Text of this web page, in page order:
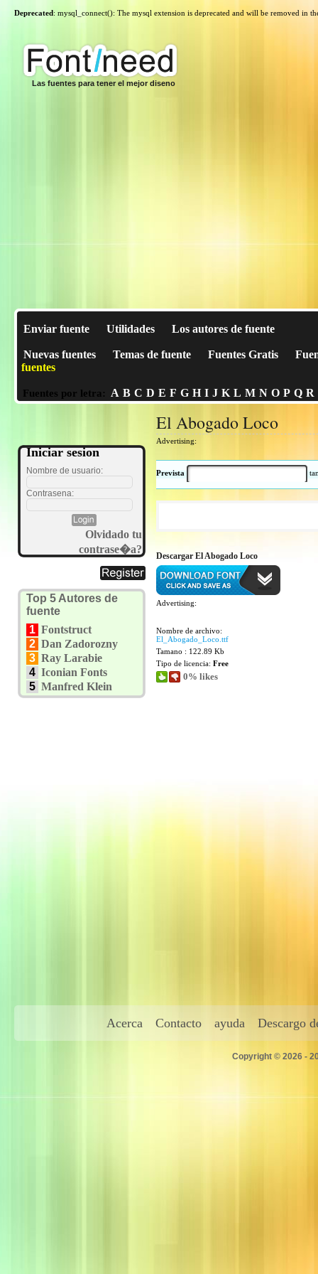
Deprecated: mysql_connect(): The mysql extension is deprecated and will be removed in
Las fuentes para tener el mejor diseno
Enviar fuente Utilidades Los autores de fuente
Nuevas fuentes Temas de fuente Fuentes Gratis
fuentes
Fuentes por letra: A B C D E F G H I J K L M N O P Q R
Iniciar sesion
Nombre de usuario:
Contrasena:
Olvidado tu
contrase�a?
Top 5 Autores de
fuente
1 Fontstruct
2 Dan Zadorozny
3 Ray Larabie
4 Iconian Fonts
5 Manfred Klein
El Abogado Loco
Advertising:
Prevista
Descargar El Abogado Loco
Advertising:
Nombre de archivo:
El_Abogado_Loco.ttf
Tamano : 122.89 Kb
Tipo de licencia: Free
0% likes
Acerca Contacto ayuda Descargo
Copyright © 2026 -